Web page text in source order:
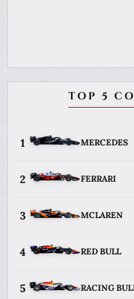
TOP 5
1 MERCEDES
2 FERRARI
3 MCLAREN
4 RED BULL
5 RACING